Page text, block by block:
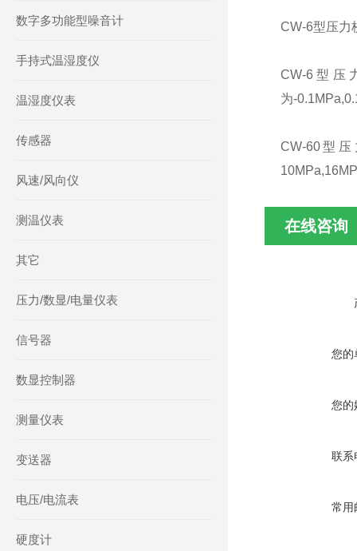
数字多功能型噪音计
手持式温湿度仪
温湿度仪表
传感器
风速/风向仪
测温仪表
其它
压力/数显/电量仪表
信号器
数显控制器
测量仪表
变送器
电压/电流表
硬度计
CW-6型压力
CW-6型
为-
CW-60型
在线咨询
您的
您的
联系
常用